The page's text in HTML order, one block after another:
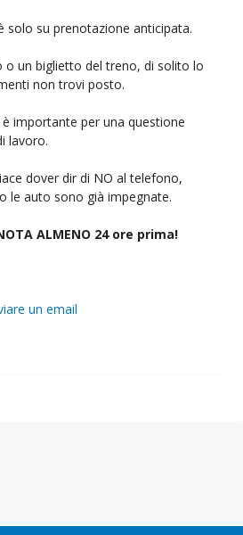
solo su prenotazione anticipata.
o un biglietto del treno, di solito lo
non trovi posto.
importante per una questione
lavoro.
dover dir di NO al telefono,
le auto sono già impegnate.
ALMENO 24 ore prima!
un email